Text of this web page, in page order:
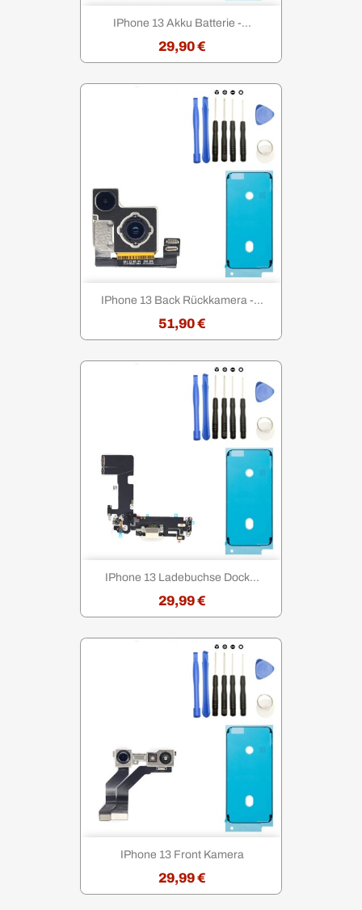
IPhone 13 Akku Batterie -...
29,90 €
IPhone 13 Back Rückkamera -...
51,90 €
IPhone 13 Ladebuchse Dock...
29,99 €
IPhone 13 Front Kamera
29,99 €